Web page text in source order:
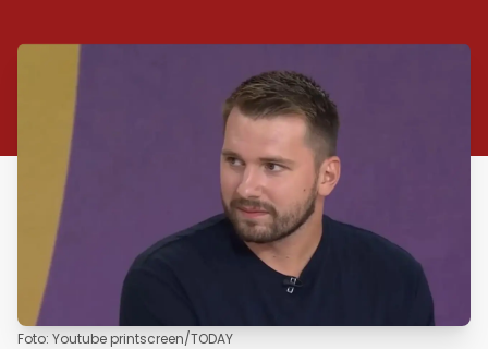
Foto: Youtube printscreen/TODAY